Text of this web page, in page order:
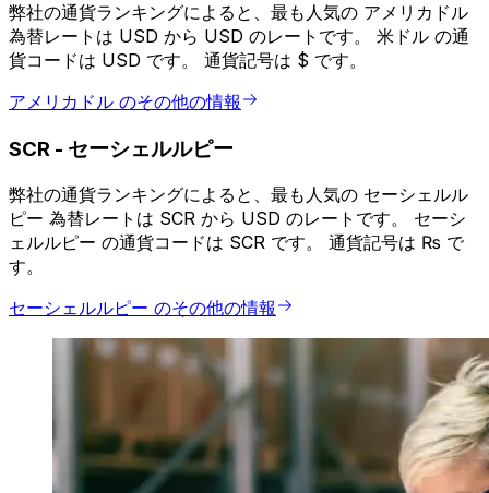
弊社の通貨ランキングによると、最も人気の アメリカドル
為替レートは USD から USD のレートです。 米ドル の通
貨コードは USD です。 通貨記号は $ です。
アメリカドル のその他の情報
SCR - セーシェルルピー
弊社の通貨ランキングによると、最も人気の セーシェルル
ピー 為替レートは SCR から USD のレートです。 セーシ
ェルルピー の通貨コードは SCR です。 通貨記号は ₨ で
す。
セーシェルルピー のその他の情報